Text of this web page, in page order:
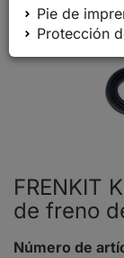
FRENKIT
de freno
Número de
Pie de
Protección